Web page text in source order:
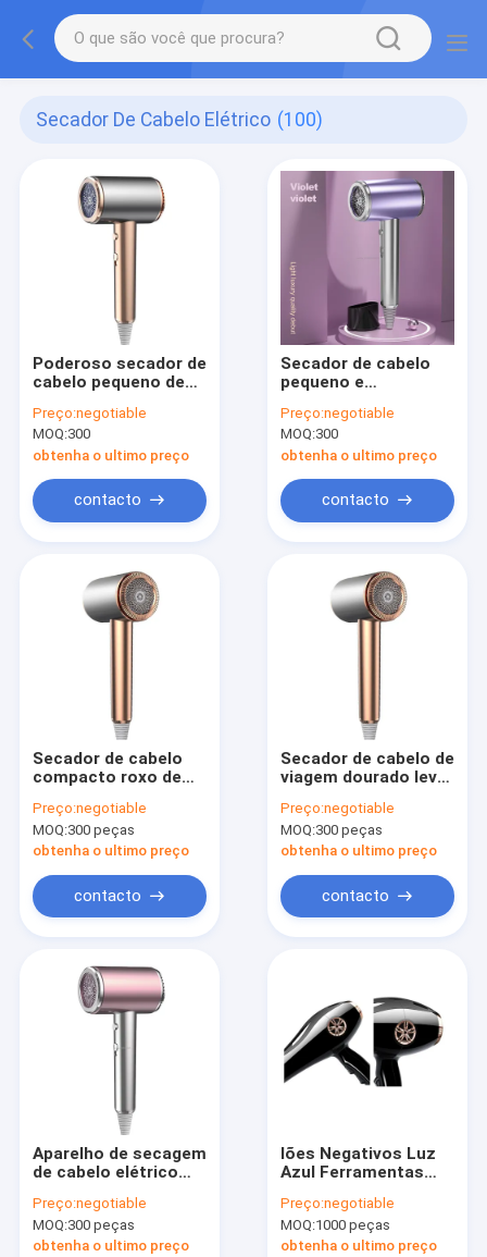
Secador De Cabelo Elétrico (100)
Poderoso secador de
cabelo pequeno de
configurações de
velocidade em todo
o mundo
Preço:negotiable
MOQ:300
obtenha o ultimo preço
contacto
Secador de cabelo
pequeno e
com opções de
enchufe
UE/EUA/ALCI/AU/UK/JP
Preço:negotiable
MOQ:300
obtenha o ultimo preço
contacto
Secador de cabelo
compacto roxo de
velocidades e 3
ajustes de calor para
viagens
Preço:negotiable
MOQ:300 peças
obtenha o ultimo preço
contacto
Secador de cabelo de
viagem dourado leve
velocidade para
secagem rápida
Preço:negotiable
MOQ:300 peças
obtenha o ultimo preço
contacto
Aparelho de secagem
de cabelo elétrico
negativos 1500W
para casa
Preço:negotiable
MOQ:300 peças
obtenha o ultimo preço
Iões Negativos Luz
Azul Ferramentas
Secador de Cabelos
Vento Forte Para
Salões
Preço:negotiable
MOQ:1000 peças
obtenha o ultimo preço